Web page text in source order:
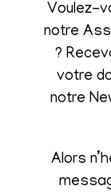
Voulez-
notre
?
votre
notre
Alors